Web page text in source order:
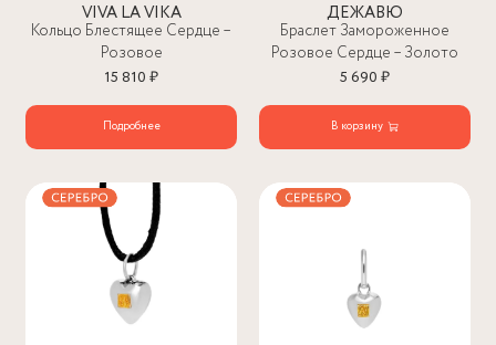
VIVA LA VIKA
Кольцо Блестящее Сердце –
Розовое
15 810 ₽
Подробнее
ДЕЖАВЮ
Браслет Замороженное
Розовое Сердце – Золото
5 690 ₽
В корзину